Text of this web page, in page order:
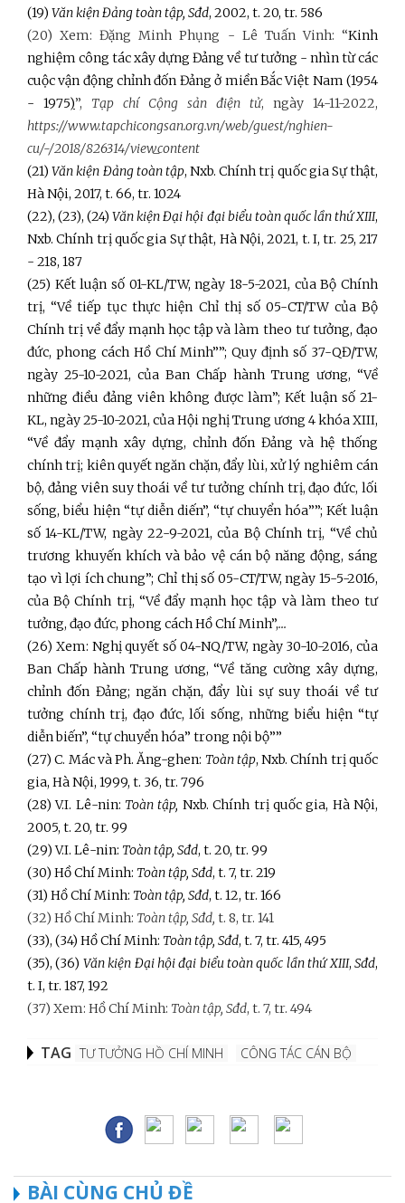
(19) Văn kiện Đảng toàn tập, Sđd, 2002, t. 20, tr. 586
(20) Xem: Đặng Minh Phụng - Lê Tuấn Vinh: “Kinh
nghiệm công tác xây dựng Đảng về tư tưởng - nhìn từ các
cuộc vận động chỉnh đốn Đảng ở miền Bắc Việt Nam (1954
- 1975)”, Tạp chí Cộng sản điện tử, ngày 14-11-2022,
https://www.tapchicongsan.org.vn/web/guest/nghien-
cu/-/2018/826314/view_content
(21)Văn kiện Đảng toàn tập, Nxb. Chính trị quốc gia Sự thật,
Hà Nội, 2017, t. 66, tr. 1024
(22), (23), (24)Văn kiện Đại hội đại biểu toàn quốc lần thứ XIII,
Nxb. Chính trị quốc gia Sự thật, Hà Nội, 2021, t. I, tr. 25, 217
- 218, 187
(25) Kết luận số 01-KL/TW, ngày 18-5-2021, của Bộ Chính
trị, “Về tiếp tục thực hiện Chỉ thị số 05-CT/TW của Bộ
Chính trị về đẩy mạnh học tập và làm theo tư tưởng, đạo
đức, phong cách Hồ Chí Minh””; Quy định số 37-QĐ/TW,
ngày 25-10-2021, của Ban Chấp hành Trung ương, “Về
những điều đảng viên không được làm”; Kết luận số 21-
KL, ngày 25-10-2021, của Hội nghị Trung ương 4 khóa XIII,
“Về đẩy mạnh xây dựng, chỉnh đốn Đảng và hệ thống
chính trị; kiên quyết ngăn chặn, đẩy lùi, xử lý nghiêm cán
bộ, đảng viên suy thoái về tư tưởng chính trị, đạo đức, lối
sống, biểu hiện “tự diễn diến”, “tự chuyển hóa””; Kết luận
số 14-KL/TW, ngày 22-9-2021, của Bộ Chính trị, “Về chủ
trương khuyến khích và bảo vệ cán bộ năng động, sáng
tạo vì lợi ích chung”; Chỉ thị số 05-CT/TW, ngày 15-5-2016,
của Bộ Chính trị, “Về đẩy mạnh học tập và làm theo tư
tưởng, đạo đức, phong cách Hồ Chí Minh”,...
(26) Xem: Nghị quyết số 04-NQ/TW, ngày 30-10-2016, của
Ban Chấp hành Trung ương, “Về tăng cường xây dựng,
chỉnh đốn Đảng; ngăn chặn, đẩy lùi sự suy thoái về tư
tưởng chính trị, đạo đức, lối sống, những biểu hiện “tự
diễn biến”, “tự chuyển hóa” trong nội bộ””
(27) C. Mác và Ph. Ăng-ghen: Toàn tập, Nxb. Chính trị quốc
gia, Hà Nội, 1999, t. 36, tr. 796
(28) V.I. Lê-nin:Toàn tập, Nxb. Chính trị quốc gia, Hà Nội,
2005, t. 20, tr. 99
(29) V.I. Lê-nin: Toàn tập, Sđd, t. 20, tr. 99
(30) Hồ Chí Minh: Toàn tập, Sđd, t. 7, tr. 219
(31) Hồ Chí Minh: Toàn tập, Sđd, t. 12, tr. 166
(32) Hồ Chí Minh: Toàn tập, Sđd, t. 8, tr. 141
(33), (34) Hồ Chí Minh: Toàn tập, Sđd, t. 7, tr. 415, 495
(35), (36) Văn kiện Đại hội đại biểu toàn quốc lần thứ XIII,Sđd,
t. I, tr. 187, 192
(37) Xem: Hồ Chí Minh: Toàn tập, Sđd, t. 7, tr. 494
TAG TƯ TƯỞNG HỒ CHÍ MINH CÔNG TÁC CÁN BỘ
BÀI CÙNG CHỦ ĐỀ